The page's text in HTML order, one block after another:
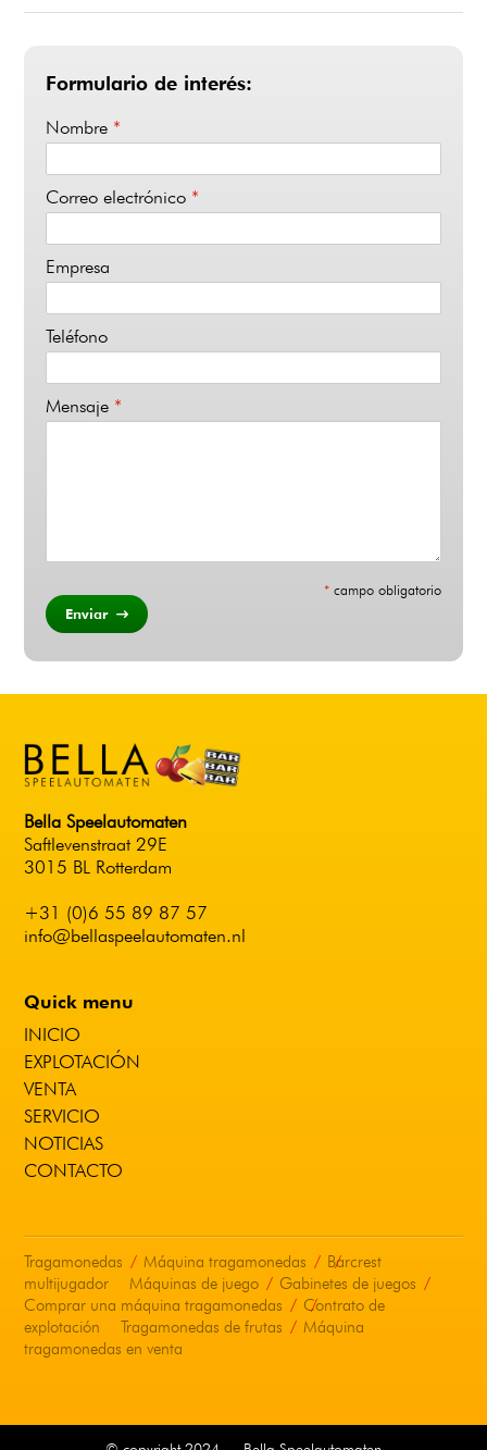
Formulario de interés:
Nombre *
Correo electrónico *
Empresa
Teléfono
Mensaje *
* campo obligatorio
Enviar
Bella Speelautomaten
Saftlevenstraat 29E
3015 BL Rotterdam
+31 (0)6 55 89 87 57
info@bellaspeelautomaten.nl
Quick menu
INICIO
EXPLOTACIÓN
VENTA
SERVICIO
NOTICIAS
CONTACTO
Tragamonedas Máquina tragamonedas
Barcrest
multijugador
Máquinas de juego
Gabinetes de juegos
Comprar una máquina tragamonedas
Contrato de
explotación
Tragamonedas de frutas
Máquina
tragamonedas en venta